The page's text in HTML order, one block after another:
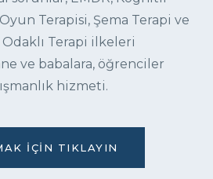
Oyun Terapisi, Şema Terapi ve
Odaklı Terapi ilkeleri
ve babalara, öğrenciler
hizmeti.
İÇIN TIKLAYIN